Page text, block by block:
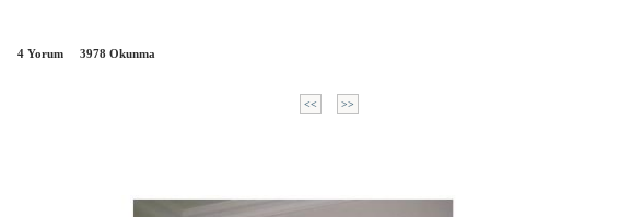
4 Yorum 3978 Okunma
<< >>